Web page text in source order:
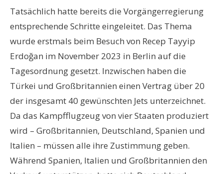
Tatsächlich hatte bereits die Vorgängerregierung
entsprechende Schritte eingeleitet. Das Thema
wurde erstmals beim Besuch von Recep Tayyip
Erdoğan im November 2023 in Berlin auf die
Tagesordnung gesetzt. Inzwischen haben die
Türkei und Großbritannien einen Vertrag über 20
der insgesamt 40 gewünschten Jets unterzeichnet.
Da das Kampfflugzeug von vier Staaten produziert
wird – Großbritannien, Deutschland, Spanien und
Italien – müssen alle ihre Zustimmung geben.
Während Spanien, Italien und Großbritannien den